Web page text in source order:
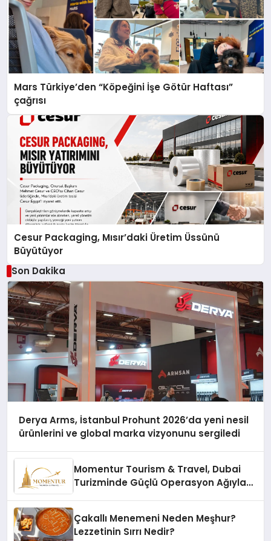
Mars Türkiye’den “Köpeğini İşe Götür Haftası”
çağrısı
Cesur Packaging, Mısır’daki Üretim Üssünü
Büyütüyor
Son Dakika
Derya Arms, İstanbul Prohunt 2026’da yeni nesil
ürünlerini ve global marka vizyonunu sergiledi
Momentur Tourism & Travel, Dubai
Turizminde Güçlü Operasyon Ağıyla
Çakallı Menemeni Neden Meşhur?
Lezzetinin Sırrı Nedir?